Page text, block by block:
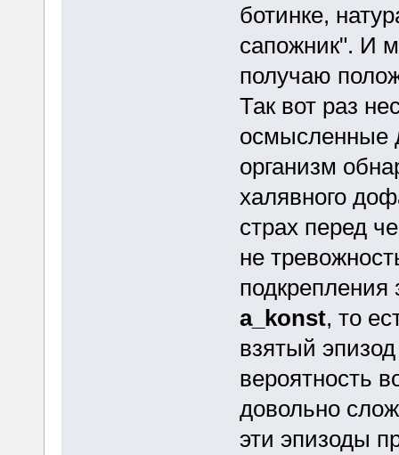
ботинке,
сапожник". И
получаю
Так вот раз
осмысленные
организм
халявного
страх перед
не
подкрепления
a_konst, то
взятый
вероятность
довольно
эти эпизоды